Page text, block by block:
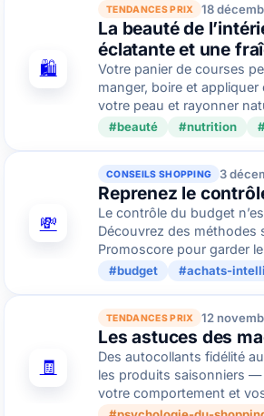
🛍️
TENDANCES PRIX 18
La beauté de
éclatante et une
Votre panier de courses
manger, boire et
votre peau et rayonner
#beauté #nutrition
💸
CONSEILS SHOPPING 3
Reprenez le
Le contrôle du budget
Découvrez des méthodes
Promoscore pour garder
#budget #achats-
🧾
TENDANCES PRIX 12
Les astuces des
Des autocollants fidélité
les produits saisonniers
votre comportement et